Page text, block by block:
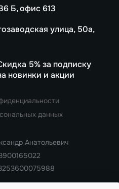
Б, офис 613
улица, 50а,
5% за подписку
новинки и акции
данных
Анатольевич